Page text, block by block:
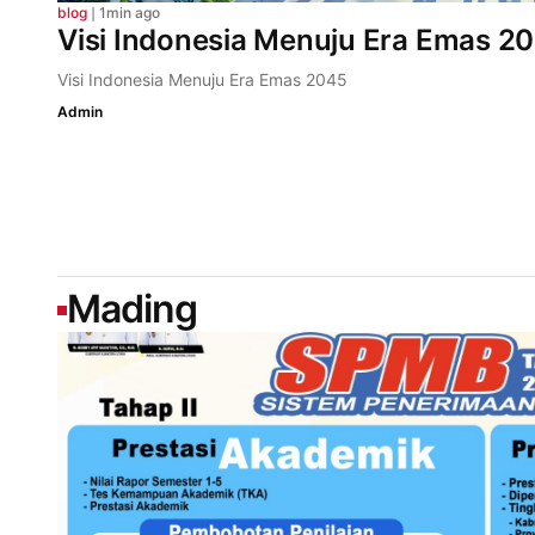
blog ❘ 1min ago
Visi Indonesia Menuju Era Emas
Visi Indonesia Menuju Era Emas 2045
Admin
Mading